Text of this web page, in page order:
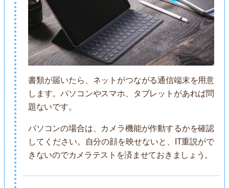
書類が届いたら、ネットがつながる通信端末を用意
します。パソコンやスマホ、タブレットがあれば問
題ないです。
パソコンの場合は、カメラ機能が作動するかを確認
してください。自分の顔を映せないと、IT重説がで
きないのでカメラテストを済ませておきましょう。